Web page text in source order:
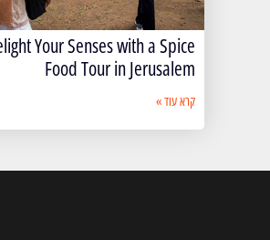
Your Senses with a Spice
Food Tour in Jerusalem
קרא עוד »